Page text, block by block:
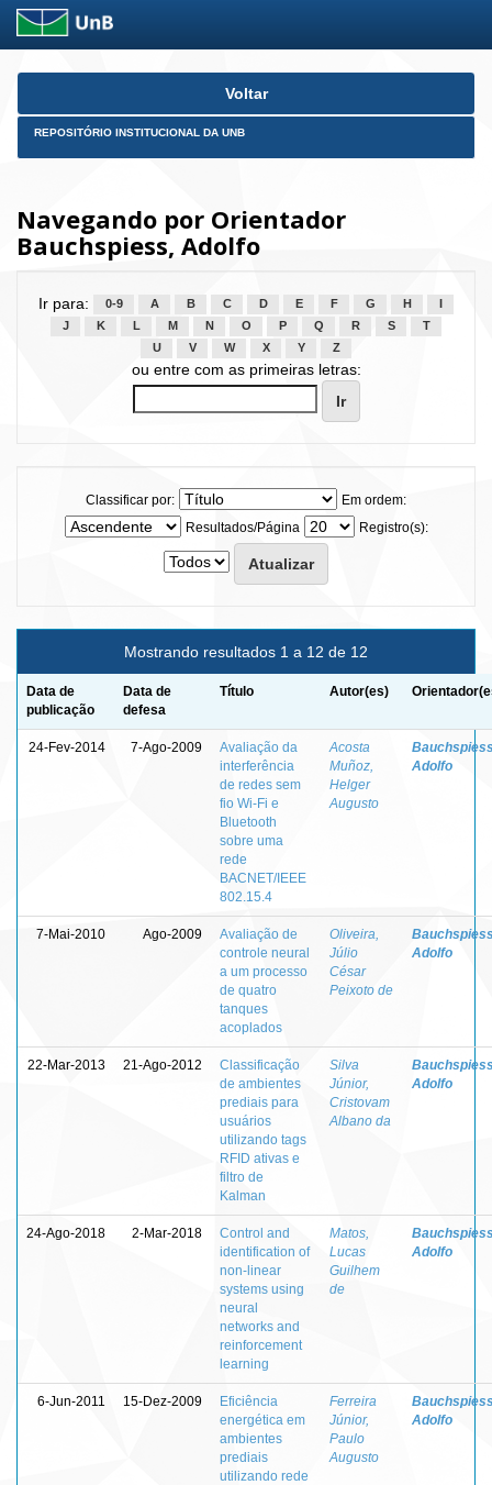
Skip
Voltar
REPOSITÓRIO INSTITUCIONAL DA UNB
Navegando por Orientador
Bauchspiess, Adolfo
Ir para: 0-9 A B C D E F G H
J
K L M N O P Q R S
T
U
V W X Y Z
ou entre com as primeiras letras:
Classificar por:
Em ordem:
Resultados/Página
Registro(s):
Mostrando resultados 1 a 12 de 12
Data de
publicação
Data de
defesa
Título Autor(es)
24-Fev-2014 7-Ago-2009
Avaliação da
interferência
de redes sem
fio Wi-Fi e
Bluetooth
sobre uma
rede
BACNET/IEEE
802.15.4
Acosta
Muñoz,
Helger
Augusto
Adolfo
7-Mai-2010 Ago-2009
Avaliação de
controle neural
a um processo
de quatro
tanques
acoplados
Oliveira,
Júlio
César
Peixoto de
Adolfo
22-Mar-2013 21-Ago-2012
Classificação
de ambientes
prediais para
usuários
utilizando tags
RFID ativas e
filtro de
Kalman
Silva
Júnior,
Cristovam
Albano da
Adolfo
24-Ago-2018 2-Mar-2018
Control and
identification of
non-linear
systems using
neural
networks and
reinforcement
learning
Matos,
Lucas
Guilhem
de
Adolfo
6-Jun-2011 15-Dez-2009
Eficiência
energética em
ambientes
prediais
utilizando rede
Ferreira
Júnior,
Paulo
Augusto
Adolfo